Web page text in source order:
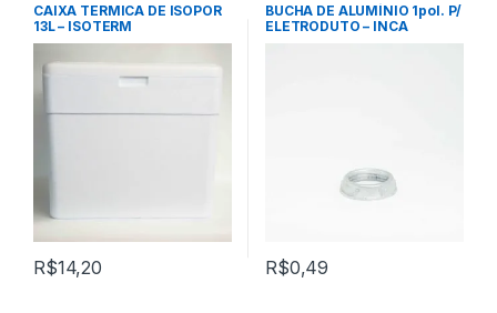
CAIXA TERMICA DE ISOPOR
13L – ISOTERM
R$14,20
BUCHA DE ALUMÍNIO 1pol. P/
ELETRODUTO – INCA
R$0,49